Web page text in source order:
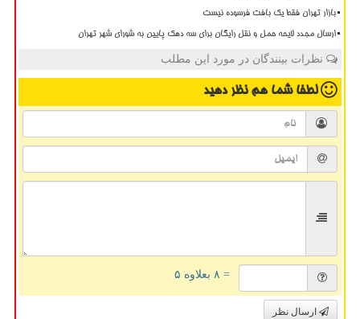
بازار تهران فقط یک بافت فرسوده نیست
ارسال مجدد لایحه حمل و نقل رایگان برای سه دهک پایین به شورای شهر تهران
نظرات بینندگان در مورد این مطلب
لطفا شما همنظر دهید
= ۸ بعلاوه ۵
ارسال نظر